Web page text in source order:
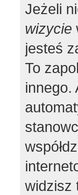
Jeżeli
wizycie
jesteś
To
innego.
widzisz